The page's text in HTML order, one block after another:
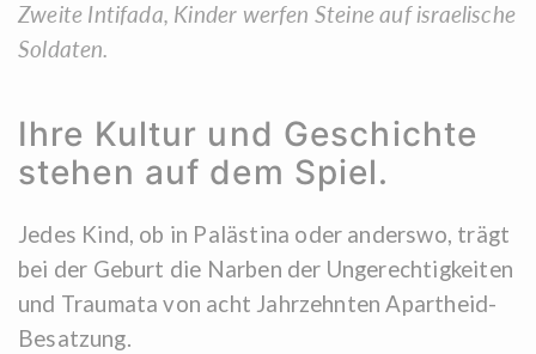
Zweite Intifada, Kinder werfen Steine ​​auf israelische
Soldaten.
Ihre Kultur und Geschichte
stehen auf dem Spiel.
Jedes Kind, ob in Palästina oder anderswo, trägt
bei der Geburt die Narben der Ungerechtigkeiten
und Traumata von acht Jahrzehnten Apartheid-
Besatzung.